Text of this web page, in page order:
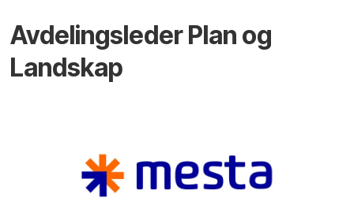
Avdelingsleder Plan og
Landskap